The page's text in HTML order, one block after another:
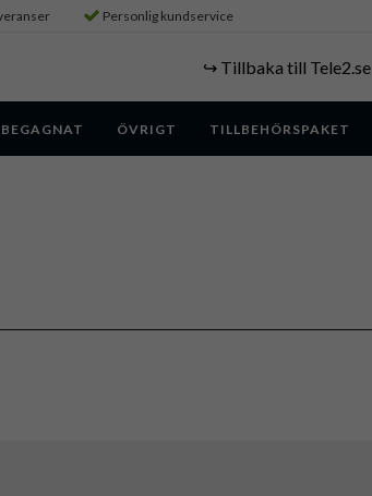
Personlig kundservice
↪️ Tillbaka till Tele2.se
BEGAGNAT ÖVRIGT TILLBEHÖRSPAKET